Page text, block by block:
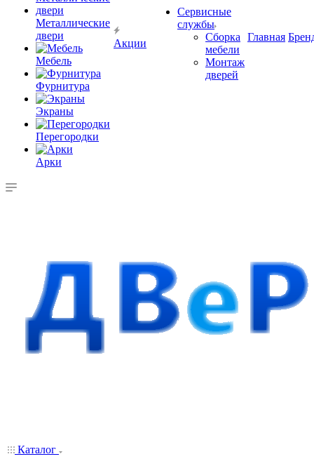
Металлические
двери
Мебель
Фурнитура
Экраны
Перегородки
Арки
Акции
Сервисные
службы
Сборка
мебели
Монтаж
дверей
Главная
Каталог